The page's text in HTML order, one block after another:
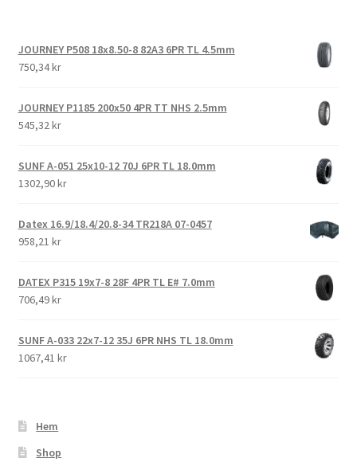
JOURNEY P508 18x8.50-8 82A3 6PR TL 4.5mm
750,34 kr
JOURNEY P1185 200x50 4PR TT NHS 2.5mm
545,32 kr
SUNF A-051 25x10-12 70J 6PR TL 18.0mm
1302,90 kr
Datex 16.9/18.4/20.8-34 TR218A 07-0457
958,21 kr
DATEX P315 19x7-8 28F 4PR TL E# 7.0mm
706,49 kr
SUNF A-033 22x7-12 35J 6PR NHS TL 18.0mm
1067,41 kr
Hem
Shop